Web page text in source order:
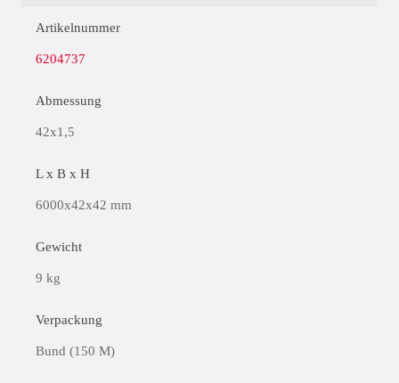
Artikelnummer
6204737
Abmessung
42x1,5
L x B x H
6000x42x42 mm
Gewicht
9 kg
Verpackung
Bund (150 M)